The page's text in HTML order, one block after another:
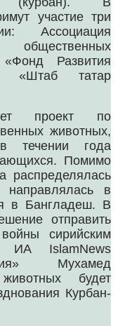
участие три
Ассоциация
общественных
Развития
«Штаб татар
проект по
животных,
течении года
Помимо
распределялась
в
в Бангладеш. В
отправить
сирийским
ИА IslamNews
Мухамед
будет
Курбан-